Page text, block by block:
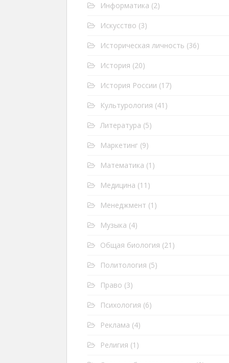
Информатика (2)
Искусство (3)
Историческая личность (36)
История (20)
История России (17)
Культурология (41)
Литература (5)
Маркетинг (9)
Математика (1)
Медицина (11)
Менеджмент (1)
Музыка (4)
Общая биология (21)
Политология (5)
Право (3)
Психология (6)
Реклама (4)
Религия (1)